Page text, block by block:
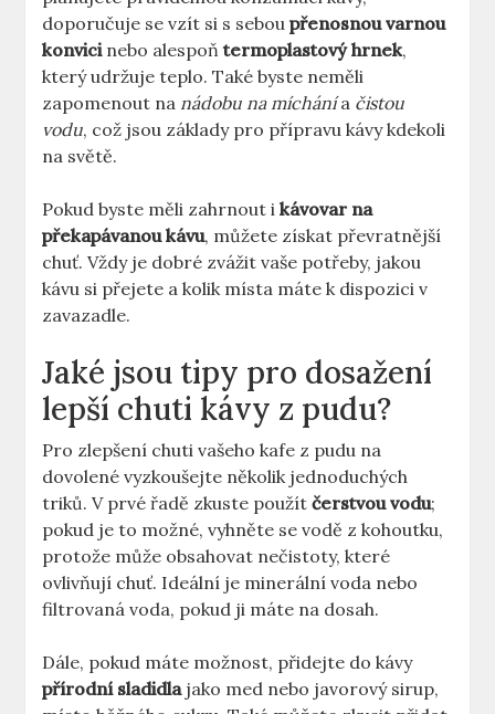
doporučuje se vzít si s seboupřenosnou varnou
konvicinebo alespoňtermoplastový hrnek,
který udržuje teplo. Také byste neměli
zapomenout nanádobu na míchánía čistou
vodu, což jsou základy pro přípravu kávy kdekoli
na světě.
Pokud byste měli zahrnout ikávovar na
překapávanou kávu, můžete získat převratnější
chuť. Vždy je dobré zvážit vaše potřeby, jakou
kávu si přejete a kolik místa máte k dispozici v
zavazadle.
Jaké jsou tipy pro dosažení
lepší chuti kávy z pudu?
Pro zlepšení chuti vašeho kafe z pudu na
dovolené vyzkoušejte několik jednoduchých
triků. V prvé řadě zkuste použítčerstvou vodu;
pokud je to možné, vyhněte se vodě z kohoutku,
protože může obsahovat nečistoty, které
ovlivňují chuť. Ideální je minerální voda nebo
filtrovaná voda, pokud ji máte na dosah.
Dále, pokud máte možnost, přidejte do kávy
přírodní sladidlajako med nebo javorový sirup,